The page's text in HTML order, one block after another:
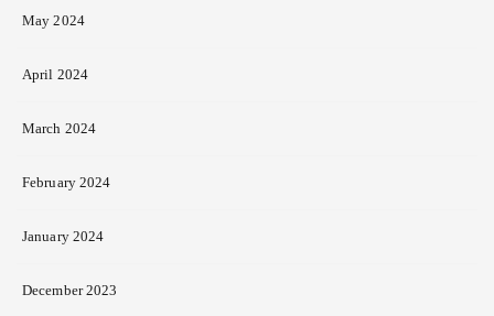
May 2024
April 2024
March 2024
February 2024
January 2024
December 2023